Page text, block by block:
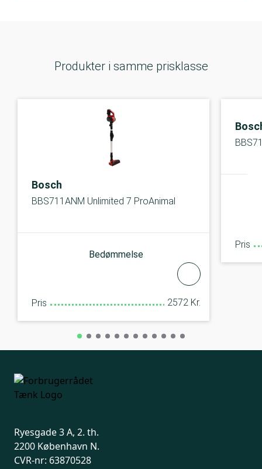
Produkter i samme prisklasse
Bosch
BBS711ANM Unlimited 7 ProAnimal
Bedømmelse
Pris 2572 Kr.
Pris
Ryesgade 3 A, 2. th.
2200 København N.
CVR-nr: 63870528